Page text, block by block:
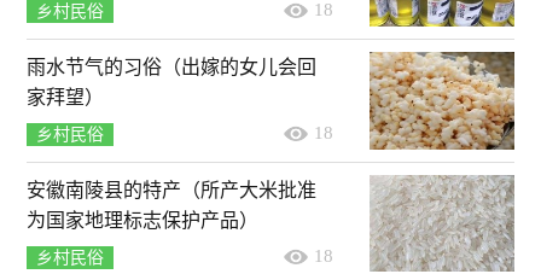
乡村民俗 18
雨水节气的习俗（出嫁的女儿会回
家拜望）
乡村民俗 18
安徽南陵县的特产（所产大米批准
为国家地理标志保护产品）
乡村民俗 18